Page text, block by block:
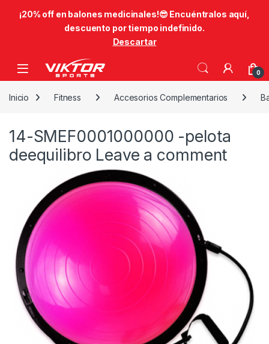
​¡20% off en balones medicinales!😎​ Encuéntralos aquí,
descuento por tiempo indefinido.
Descartar
Skip to navigation
Skip to content
0
Inicio Fitness Accesorios Complementarios
14-SMEF0001000000 -pelota
deequilibro Leave a comment